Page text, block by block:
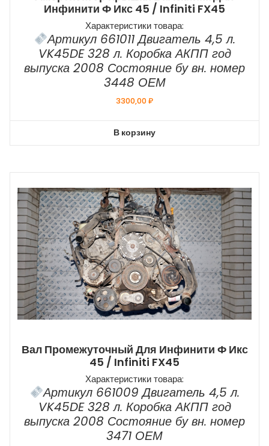
Инфинити Ф Икс 45 / Infiniti FX45
Характеристики товара:
Артикул 661011 Двигатель 4,5 л.
VK45DE 328 л. Коробка АКПП год
выпуска 2008 Состояние бу вн. номер
3448 ОЕМ
3300,00₽
В корзину
Вал Промежуточный Для Инфинити Ф Икс
45 / Infiniti FX45
Характеристики товара:
Артикул 661009 Двигатель 4,5 л.
VK45DE 328 л. Коробка АКПП год
выпуска 2008 Состояние бу вн. номер
3471 ОЕМ